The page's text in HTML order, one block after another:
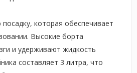
которая обеспечивает
Высокие борта
и удерживают жидкость
составляет 3 литра, что